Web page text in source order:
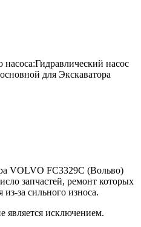
насоса:Гидравлический насос
для Экскаватора
VOLVO FC3329C (Вольво)
запчастей, ремонт которых
за сильного износа.
является исключением.